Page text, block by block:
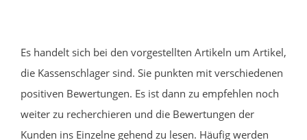
Es handelt sich bei den vorgestellten Artikeln um Artikel,
die Kassenschlager sind. Sie punkten mit verschiedenen
positiven Bewertungen. Es ist dann zu empfehlen noch
weiter zu recherchieren und die Bewertungen der
Kunden ins Einzelne gehend zu lesen. Häufig werden